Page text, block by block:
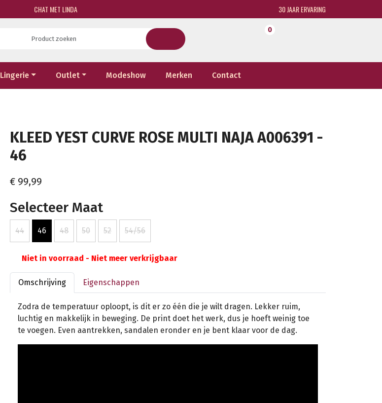
CHAT MET LINDA 30 JAAR ERVARING
0
Lingerie Outlet Modeshow Merken Contact
KLEED YEST CURVE ROSE MULTI NAJA A006391 -
46
€ 99,99
Selecteer Maat
44 46 48 50 52 54/56
Niet in voorraad - Niet meer verkrijgbaar
Omschrijving Eigenschappen
Zodra de temperatuur oploopt, is dit er zo één die je wilt dragen. Lekker ruim,
luchtig en makkelijk in beweging. De print doet het werk, dus je hoeft weinig toe
te voegen. Even aantrekken, sandalen eronder en je bent klaar voor de dag.